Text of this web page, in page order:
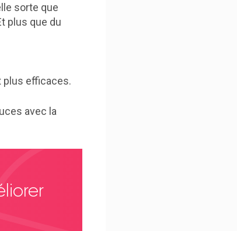
sorte que
plus que du
plus efficaces.
avec la